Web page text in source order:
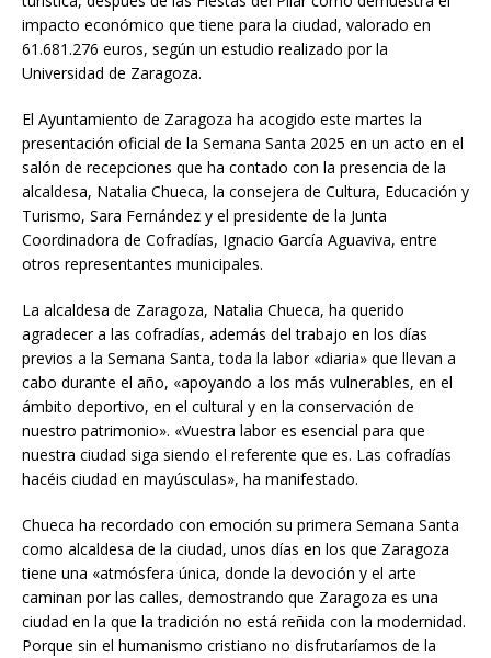
impacto económico que tiene para la ciudad, valorado en
61.681.276 euros, según un estudio realizado por la
Universidad de Zaragoza.
El Ayuntamiento de Zaragoza ha acogido este martes la
presentación oficial de la Semana Santa 2025 en un acto en el
salón de recepciones que ha contado con la presencia de la
alcaldesa, Natalia Chueca, la consejera de Cultura, Educación y
Turismo, Sara Fernández y el presidente de la Junta
Coordinadora de Cofradías, Ignacio García Aguaviva, entre
otros representantes municipales.
La alcaldesa de Zaragoza, Natalia Chueca, ha querido
agradecer a las cofradías, además del trabajo en los días
previos a la Semana Santa, toda la labor «diaria» que llevan a
cabo durante el año, «apoyando a los más vulnerables, en el
ámbito deportivo, en el cultural y en la conservación de
nuestro patrimonio». «Vuestra labor es esencial para que
nuestra ciudad siga siendo el referente que es. Las cofradías
hacéis ciudad en mayúsculas», ha manifestado.
Chueca ha recordado con emoción su primera Semana Santa
como alcaldesa de la ciudad, unos días en los que Zaragoza
tiene una «atmósfera única, donde la devoción y el arte
caminan por las calles, demostrando que Zaragoza es una
ciudad en la que la tradición no está reñida con la modernidad.
Porque sin el humanismo cristiano no disfrutaríamos de la